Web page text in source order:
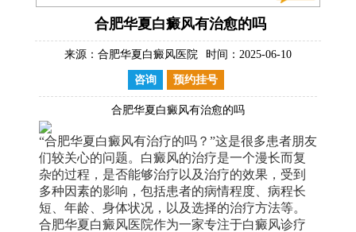
合肥华夏白癜风有治愈的吗
来源： 合肥华夏白癜风医院 时间：2025-06-10
咨询 预约挂号
合肥华夏白癜风有治愈的吗
“合肥华夏白癜风有治疗的吗？”这是很多患者朋友
们较关心的问题。白癜风的治疗是一个漫长而复
杂的过程，是否能够治疗以及治疗的效果，受到
多种因素的影响，包括患者的病情程度、病程长
短、年龄、身体状况，以及选择的治疗方法等。
合肥华夏白癜风医院作为一家专注于白癜风诊疗